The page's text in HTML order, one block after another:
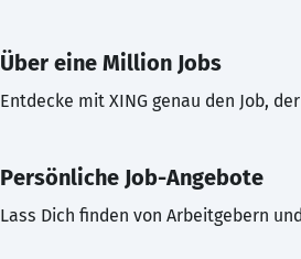
Über eine Million Jobs
Entdecke mit XING genau den Job,
Persönliche Job-Angebote
Lass Dich finden von Arbeitgebern